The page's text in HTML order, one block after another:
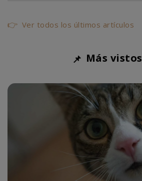
Ver todos los últimos artículos
Más vistos